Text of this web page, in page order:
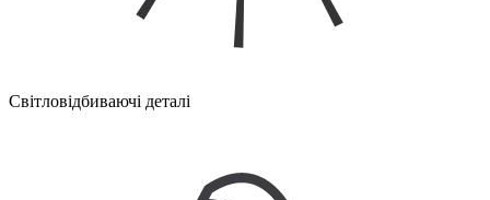
Світловідбиваючі деталі